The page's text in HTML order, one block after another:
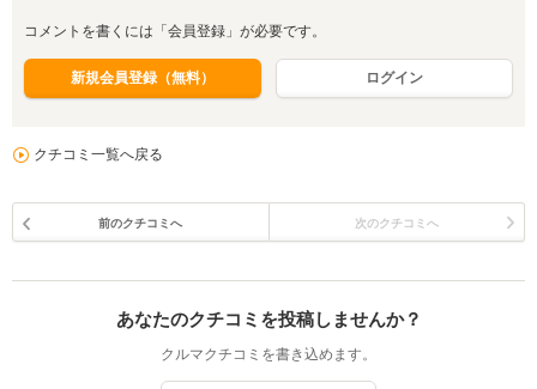
コメントを書くには「会員登録」が必要です。
新規会員登録（無料） ログイン
クチコミ一覧へ戻る
前のクチコミへ 次のクチコミへ
あなたのクチコミを投稿しませんか？
クルマクチコミを書き込めます。